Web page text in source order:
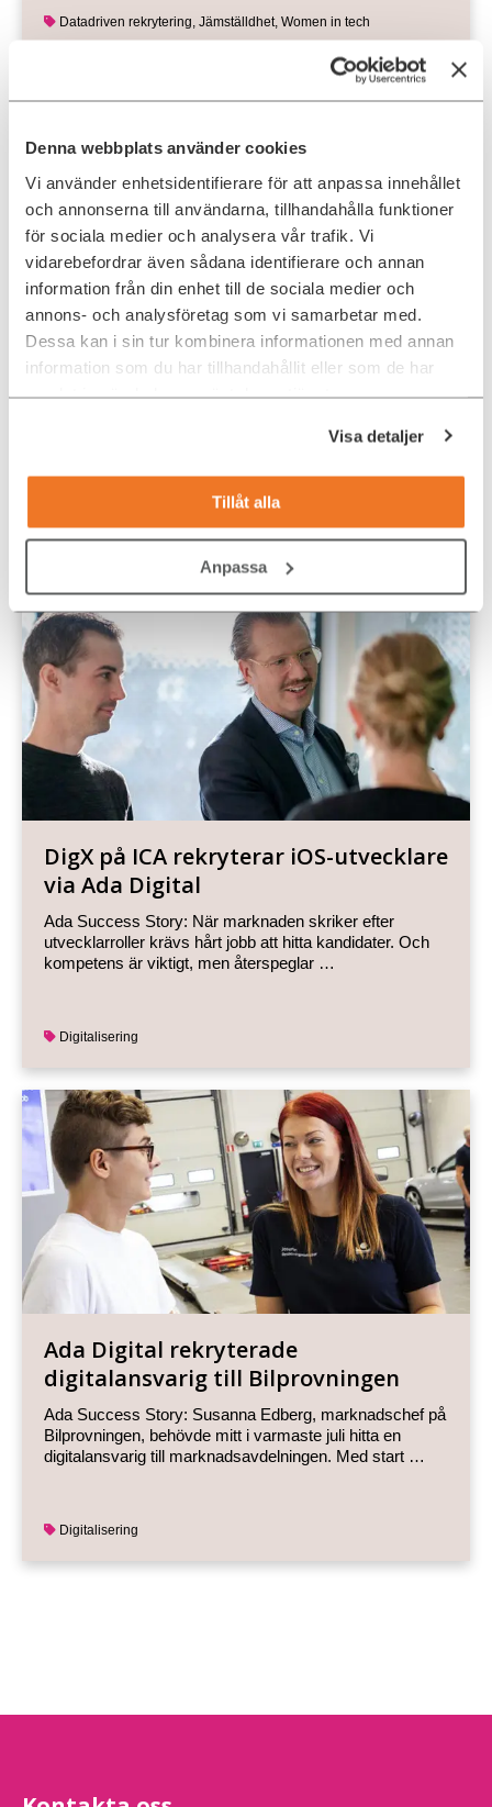
Denna webbplats använder cookies
Vi använder enhetsidentifierare för att anpassa innehållet
och annonserna till användarna, tillhandahålla funktioner
för sociala medier och analysera vår trafik. Vi
vidarebefordrar även sådana identifierare och annan
information från din enhet till de sociala medier och
annons- och analysföretag som vi samarbetar med.
Dessa kan i sin tur kombinera informationen med annan
information som du har tillhandahållit eller som de har
samlat in när du har använt deras tjänster.
Visa detaljer
Tillåt alla
Anpassa
Datadriven rekrytering, Jämställdhet, Women in tech
Skandia bygger framtidens
utvecklingsteam genom
Diversity4Tech
Banken och försäkringsbolaget Skandia i Stockholm är
först ut att hitta topptalanger inom IT utifrån ett tydligt
Diversity,Hållbar arbetsmarknad,Inkludering
DigX på ICA rekryterar iOS-utvecklare
via Ada Digital
Ada Success Story: När marknaden skriker efter
utvecklarroller krävs hårt jobb att hitta kandidater. Och
kompetens är viktigt, men återspeglar …
Digitalisering
Ada Digital rekryterade
digitalansvarig till Bilprovningen
Ada Success Story: Susanna Edberg, marknadschef på
Bilprovningen, behövde mitt i varmaste juli hitta en
digitalansvarig till marknadsavdelningen. Med start …
Digitalisering